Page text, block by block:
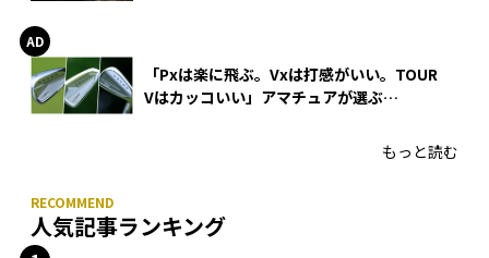
「Pxは楽に飛ぶ。Vxは打感がいい。TOUR
Vはカッコいい」アマチュアが選ぶ
もっと読む
人気記事ランキング